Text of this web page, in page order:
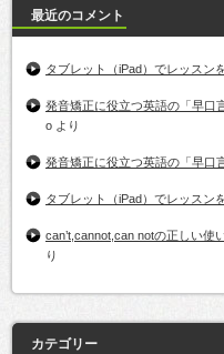
最近のコメント
タブレット（iPad）でレッスン
発音矯正に役立つ英語の「早口
o より
発音矯正に役立つ英語の「早口
タブレット（iPad）でレッスン
can’t,cannot,can notの正しい使
り
カテゴリー